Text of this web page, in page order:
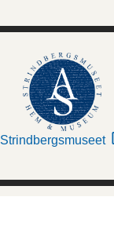
Strindbergsmuseet